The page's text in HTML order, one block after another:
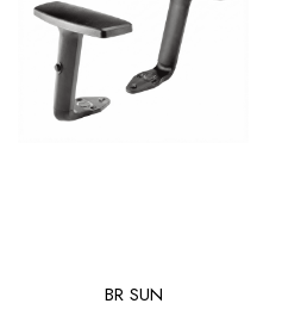
BR SUN